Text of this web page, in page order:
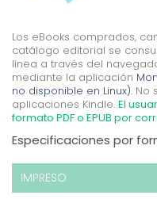
Los eBooks comprados,
catálogo editorial se
línea a través del
mediante la aplicación
no disponible en Linux). No
aplicaciones Kindle. El
formato PDF o EPUB por
Especificaciones por
IMPRESO